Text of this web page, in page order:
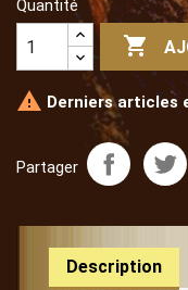
Quantité

 Derniers articles
Partager
Description